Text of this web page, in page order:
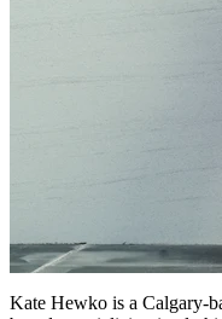
Kate Hewko is a Calgary-